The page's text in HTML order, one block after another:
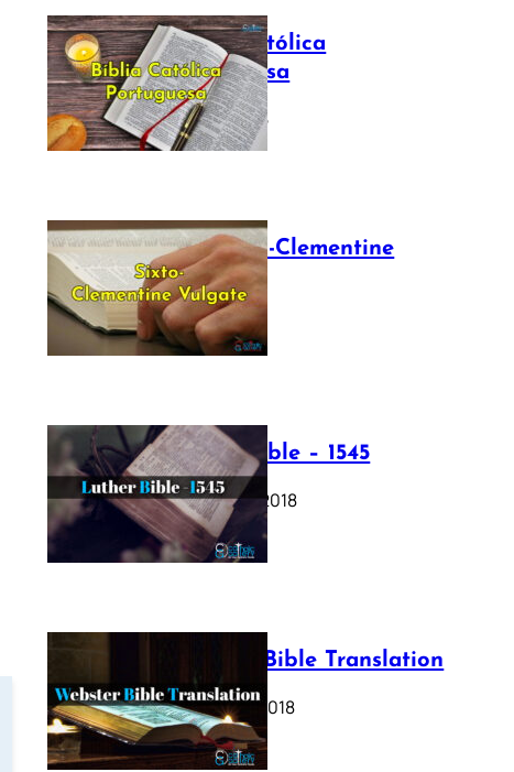
Bíblia Católica
Portuguesa
July 16, 2025
The Sixto-Clementine
Vulgate
July 12, 2025
Luther Bible – 1545
October 17, 2018
Webster Bible Translation
October 11, 2018